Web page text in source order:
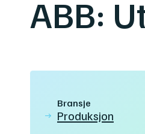
ABB:
Bransje
Produksjon